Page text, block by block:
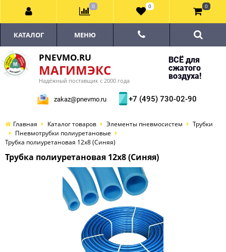
PNEVMO.RU
МАГИМЭКС
Надёжный поставщик с 2000 года
ВСЁ для
сжатого
воздуха!
zakaz@pnevmo.ru +7 (495) 730-02-90
КАТАЛОГ МЕНЮ
Главная Каталог товаров Элементы пневмосистем
Трубки
Пневмотрубки полиуретановые
Трубка полиуретановая 12х8 (Синяя)
Трубка полиуретановая 12х8 (Синяя)
0 0 0